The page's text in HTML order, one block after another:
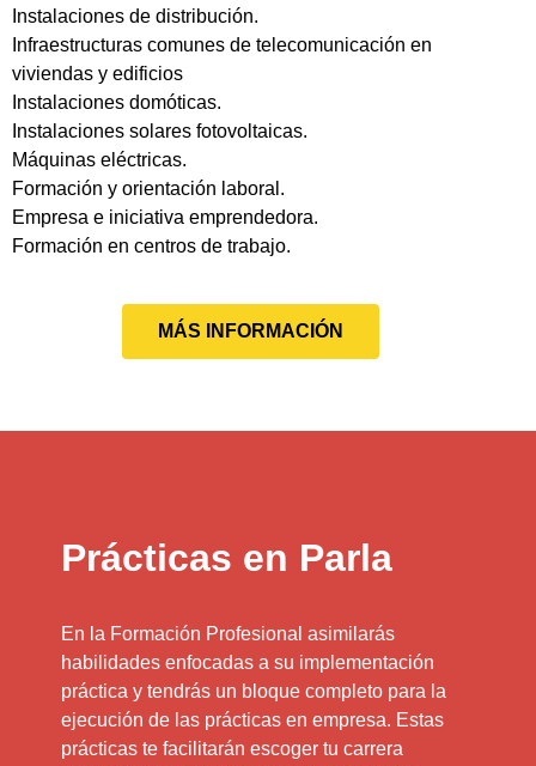
Instalaciones de distribución.
Infraestructuras comunes de telecomunicación en
viviendas y edificios
Instalaciones domóticas.
Instalaciones solares fotovoltaicas.
Máquinas eléctricas.
Formación y orientación laboral.
Empresa e iniciativa emprendedora.
Formación en centros de trabajo.
MÁS INFORMACIÓN
Prácticas en Parla
En la Formación Profesional asimilarás
habilidades enfocadas a su implementación
práctica y tendrás un bloque completo para la
ejecución de las prácticas en empresa. Estas
prácticas te facilitarán escoger tu carrera